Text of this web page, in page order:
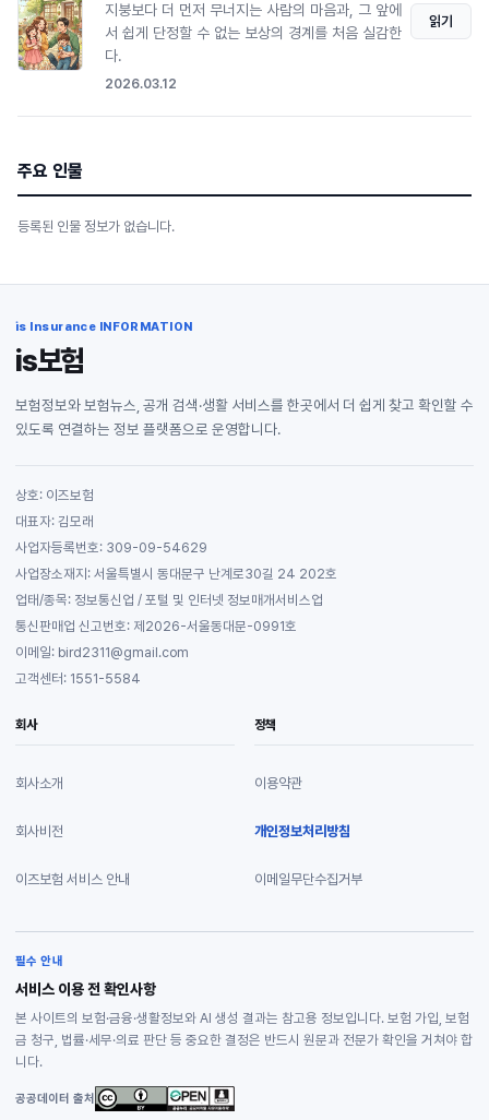
지붕보다 더 먼저 무너지는 사람의 마음과, 그 앞에
서 쉽게 단정할 수 없는 보상의 경계를 처음 실감한
다.
2026.03.12
읽기
주요 인물
등록된 인물 정보가 없습니다.
is Insurance INFORMATION
is보험
보험정보와 보험뉴스, 공개 검색·생활 서비스를 한곳에서 더 쉽게 찾고 확인할 수
있도록 연결하는 정보 플랫폼으로 운영합니다.
상호: 이즈보험
대표자: 김모래
사업자등록번호: 309-09-54629
사업장소재지: 서울특별시 동대문구 난계로30길 24 202호
업태/종목: 정보통신업 / 포털 및 인터넷 정보매개서비스업
통신판매업 신고번호: 제2026-서울동대문-0991호
이메일: bird2311@gmail.com
고객센터: 1551-5584
회사
회사소개
회사비전
이즈보험 서비스 안내
정책
이용약관
개인정보처리방침
이메일무단수집거부
필수 안내
서비스 이용 전 확인사항
본 사이트의 보험·금융·생활정보와 AI 생성 결과는 참고용 정보입니다. 보험 가입, 보험
금 청구, 법률·세무·의료 판단 등 중요한 결정은 반드시 원문과 전문가 확인을 거쳐야 합
니다.
공공데이터 출처